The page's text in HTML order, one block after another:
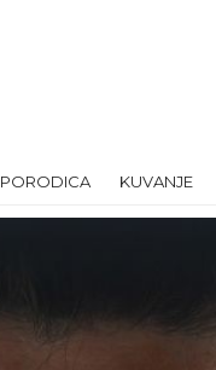
PORODICA KUVANJE